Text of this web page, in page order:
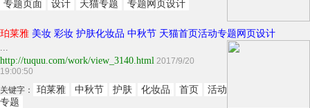
专题页面
设计 天猫专题 专题网页设计
珀莱雅 美妆 彩妆 护肤化妆品 中秋节 天猫首页活动专题网页设计
...
http://tuquu.com/work/view_3140.html 2017/9/20
19:00:50
关键字：
珀莱雅 中秋节 护肤 化妆品 首页
活动
专题